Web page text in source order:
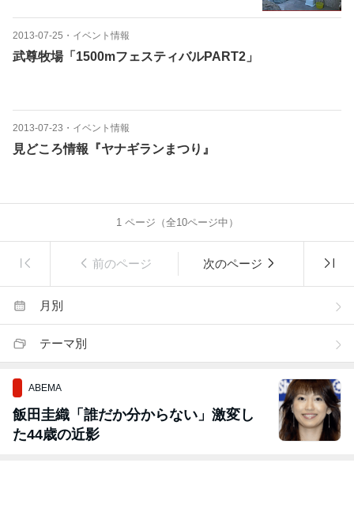
2013-07-25 ・ イベント情報
武尊牧場「1500mフェスティバルPART2」
2013-07-23 ・ イベント情報
見どころ情報『ヤナギランまつり』
1ページ（全10ページ中）
前のページ 次のページ
月別
テーマ別
ABEMA
飯田圭織「誰だか分からない」激変し
た44歳の近影